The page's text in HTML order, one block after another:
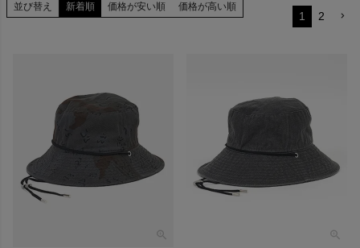
並び替え 新着順 価格が安い順 価格が高い順
1 2